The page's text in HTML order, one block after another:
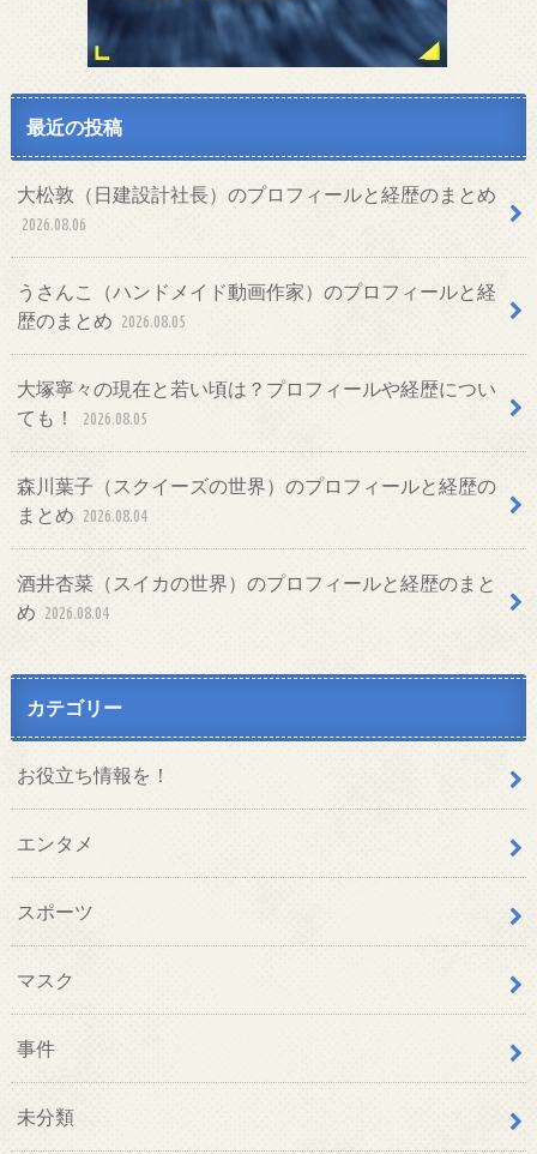
最近の投稿
大松敦（日建設計社長）のプロフィールと経歴のまとめ
2026.08.06
うさんこ（ハンドメイド動画作家）のプロフィールと経
歴のまとめ 2026.08.05
大塚寧々の現在と若い頃は？プロフィールや経歴につい
ても！
2026.08.05
森川葉子（スクイーズの世界）のプロフィールと経歴の
まとめ 2026.08.04
酒井杏菜（スイカの世界）のプロフィールと経歴のまと
め 2026.08.04
カテゴリー
お役立ち情報を！
エンタメ
スポーツ
マスク
事件
未分類